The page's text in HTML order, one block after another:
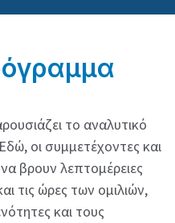
το αναλυτικό
οι συμμετέχοντες και
βρουν λεπτομέρειες
τις ώρες των ομιλιών,
και τους